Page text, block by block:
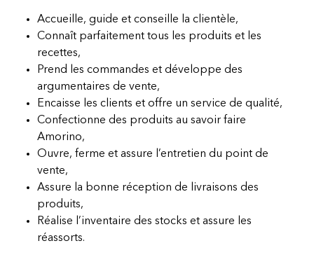
Accueille, guide et conseille la clientèle,
Connaît parfaitement tous les produits et les
recettes,
Prend les commandes et développe des
argumentaires de vente,
Encaisse les clients et offre un service de qualité,
Confectionne des produits au savoir faire
Amorino,
Ouvre, ferme et assure l’entretien du point de
vente,
Assure la bonne réception de livraisons des
produits,
Réalise l’inventaire des stocks et assure les
réassorts.